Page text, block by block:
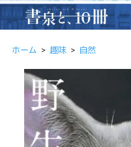
ホーム > 趣味 > 自然